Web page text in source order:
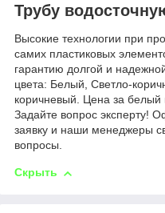
Трубу
Высокие технологии при
самих пластиковых
гарантию долгой и
цвета: Белый, Светло-
коричневый. Цена за
Задайте вопрос эксперту!
заявку и наши менеджеры
вопросы.
Скрыть